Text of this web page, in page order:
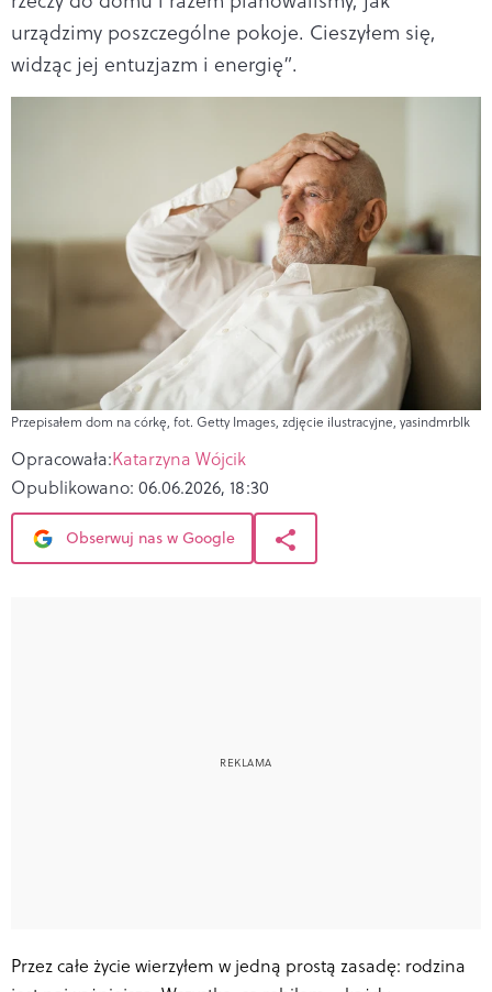
urządzimy poszczególne pokoje. Cieszyłem się,
widząc jej entuzjazm i energię”.
Przepisałem dom na córkę, fot. Getty Images, zdjęcie ilustracyjne, yasindmrblk
Opracowała:Katarzyna Wójcik
Opublikowano: 06.06.2026, 18:30
Obserwuj nas w Google
Przez całe życie wierzyłem w jedną prostą zasadę: rodzina